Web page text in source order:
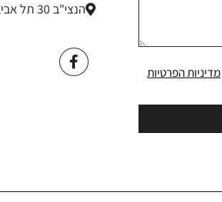
מדיניות הפרטיות
הנצי"ב 30 תל אביב